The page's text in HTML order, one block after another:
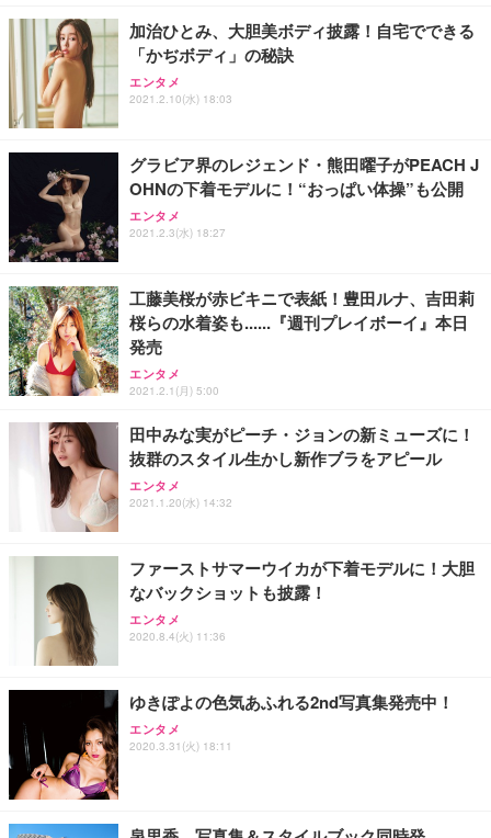
加治ひとみ、大胆美ボディ披露！自宅でできる
「かぢボディ」の秘訣
エンタメ
2021.2.10(水) 18:03
グラビア界のレジェンド・熊田曜子がPEACH J
OHNの下着モデルに！“おっぱい体操”も公開
エンタメ
2021.2.3(水) 18:27
工藤美桜が赤ビキニで表紙！豊田ルナ、吉田莉
桜らの水着姿も......『週刊プレイボーイ』本日
発売
エンタメ
2021.2.1(月) 5:00
田中みな実がピーチ・ジョンの新ミューズに！
抜群のスタイル生かし新作ブラをアピール
エンタメ
2021.1.20(水) 14:32
ファーストサマーウイカが下着モデルに！大胆
なバックショットも披露！
エンタメ
2020.8.4(火) 11:36
ゆきぽよの色気あふれる2nd写真集発売中！
エンタメ
2020.3.31(火) 18:11